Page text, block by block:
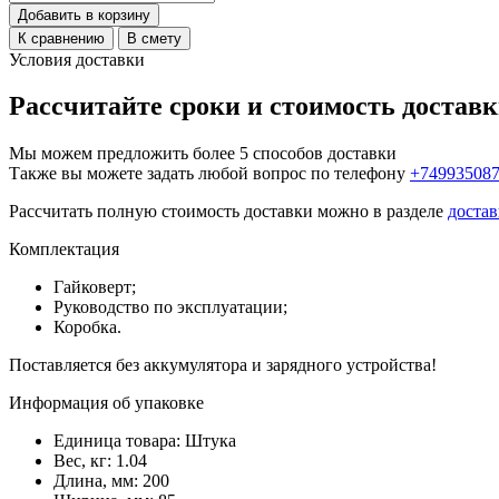
Добавить в корзину
К сравнению
В смету
Условия доставки
Рассчитайте сроки и стоимость
Мы можем предложить более 5 способов доставки
Также вы можете задать любой вопрос по телефону
Рассчитать полную стоимость доставки можно в разделе
Комплектация
Гайковерт;
Руководство по эксплуатации;
Коробка.
Поставляется без аккумулятора и зарядного устройства!
Информация об упаковке
Единица товара: Штука
Вес, кг: 1.04
Длина, мм: 200